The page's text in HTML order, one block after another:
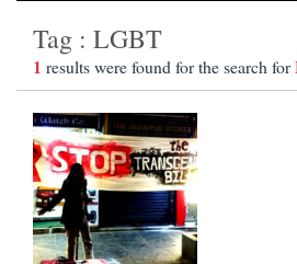
Tag : LGBT
1 results were found for the search for